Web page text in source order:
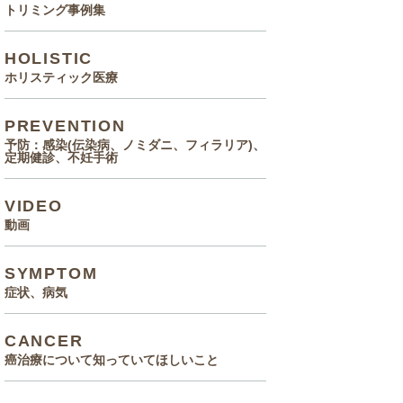
トリミング事例集
HOLISTIC
ホリスティック医療
PREVENTION
予防：感染(伝染病、ノミダニ、フィラリア)、
定期健診、不妊手術
VIDEO
動画
SYMPTOM
症状、病気
CANCER
癌治療について知っていてほしいこと